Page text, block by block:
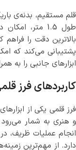
قلم مستقیم، بدنه‌ی
طول 1.5 متر،
پشتیبانی می‌کند که
ابزارهای جانبی را به
کاربردهای فرز
فرز قلمی یکی از
و هنری به شمار می‌رود
انجام عملیات ظریف،
دارد. از مهم‌ترین